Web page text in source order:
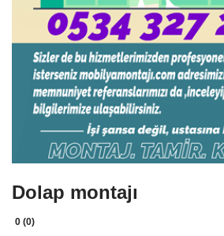
Dolap montajı
0 (0)